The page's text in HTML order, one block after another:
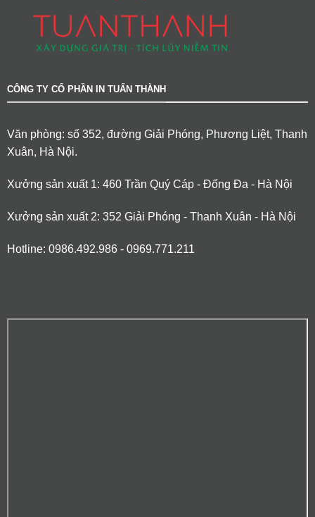
CÔNG TY CỔ PHẦN IN TUẤN THÀNH
Văn phòng: số 352, đường Giải Phóng, Phương Liệt, Thanh
Xuân, Hà Nội.
Xưởng sản xuất 1: 460 Trần Quý Cáp - Đống Đa - Hà Nội
Xưởng sản xuất 2: 352 Giải Phóng - Thanh Xuân - Hà Nội
Hotline: 0986.492.986 - 0969.771.211